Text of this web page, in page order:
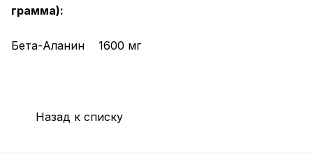
грамма):
Бета-Аланин 1600 мг
Назад к списку